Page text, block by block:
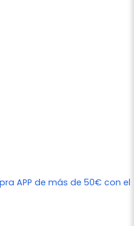
APP de más de 50€ con el